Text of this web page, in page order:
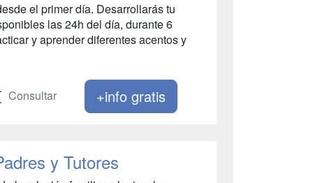
el primer día. Desarrollarás tu
las 24h del día, durante 6
y aprender diferentes acentos y
Consultar +info gratis
y Tutores